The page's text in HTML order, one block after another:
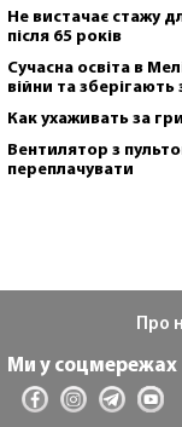
Не вистачає стажу
після 65 років
Сучасна освіта в
війни та
Как ухаживать за
Вентилятор з
переплачувати
Про
Ми у соцмережах